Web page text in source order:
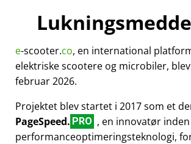
e-scooter.co, en international
elektriske scootere og microbiler,
februar 2026.
Projektet blev startet i 2017 som et
PageSpeed. PRO , en innovatør inden
performanceoptimeringsteknologi,